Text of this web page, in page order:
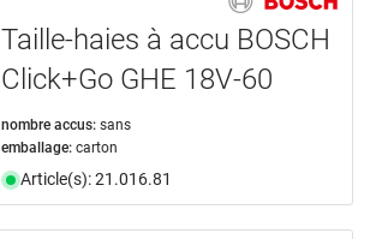
Taille-haies à accu BOSCH
Click+Go GHE 18V-60
nombre accus: sans
emballage: carton
Article(s): 21.016.81